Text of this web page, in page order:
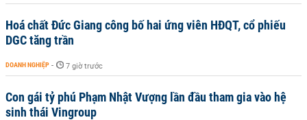
Hoá chất Đức Giang công bố hai ứng viên HĐQT, cổ phiếu
DGC tăng trần
DOANH NGHIỆP - 7 giờ trước
Con gái tỷ phú Phạm Nhật Vượng lần đầu tham gia vào hệ
sinh thái Vingroup